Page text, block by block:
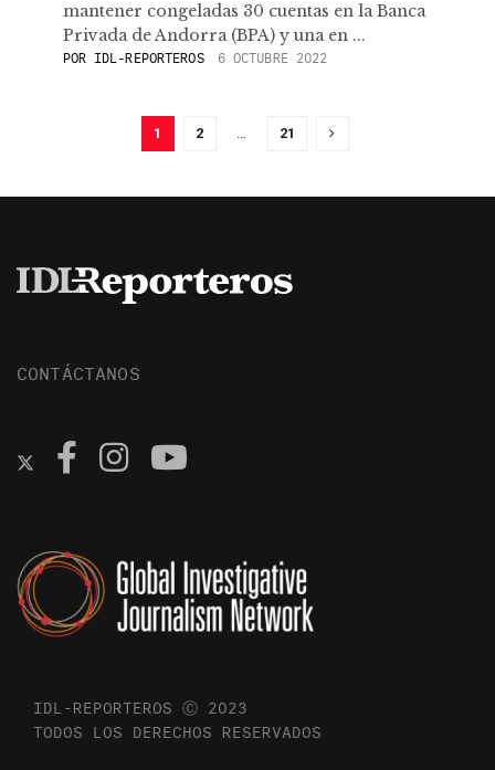
mantener congeladas 30 cuentas en la Banca
Privada de Andorra (BPA) y una en ...
POR IDL-REPORTEROS 6 OCTUBRE 2022
1 2 … 21
CONTÁCTANOS
IDL-REPORTEROS Ⓒ 2023
TODOS LOS DERECHOS RESERVADOS